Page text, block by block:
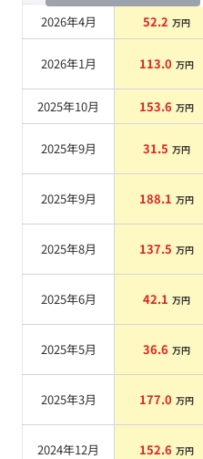
2026年4月
52.2 万円
2026年1月 113.0 万円
2025年10月
153.6 万円
2025年9月 31.5 万円
2025年9月 188.1 万円
2025年8月 137.5 万円
2025年6月 42.1 万円
2025年5月 36.6 万円
2025年3月 177.0 万円
2024年12月 152.6 万円